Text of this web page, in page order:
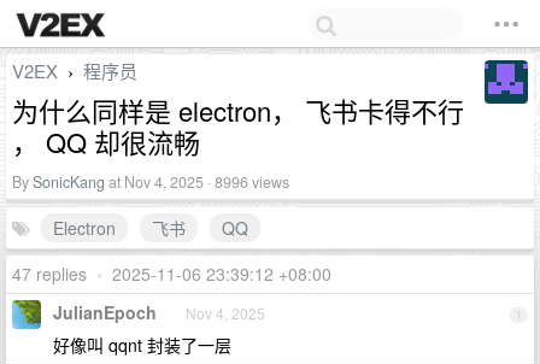
V2EX › 程序员
为什么同样是 electron， 飞书卡得不行
， QQ 却很流畅
BySonicKang at Nov 4, 2025 · 8996 views
Electron 飞书
QQ
47 replies • 2025-11-06 23:39:12 +08:00
1
JulianEpoch Nov 4, 2025
好像叫 qqnt 封装了一层